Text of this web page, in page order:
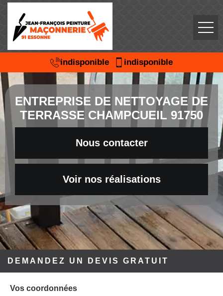
indisponible indisponible
ENTREPRISE DE NETTOYAGE DE
TERRASSE CHAMPCUEIL 91750
Nous contacter
Voir nos réalisations
DEMANDEZ UN DEVIS GRATUIT
Vos coordonnées